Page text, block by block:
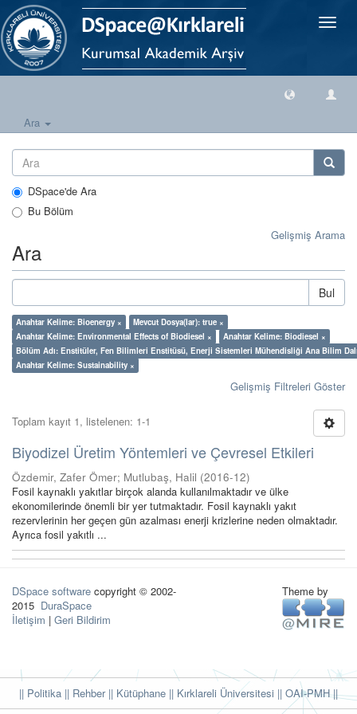
Geçiş
Ara
DSpace'de Ara
Bu Bölüm
Gelişmiş Arama
Ara
Bul
Anahtar Kelime: Bioenergy ×
Mevcut Dosya(lar): true ×
Anahtar Kelime: Environmental Effects of Biodiesel ×
Anahtar Kelime: Biodiesel ×
Bölüm Adı: Enstitüler, Fen Bilimleri Enstitüsü, Enerji Sistemleri Mühendisliği Ana Bilim
Anahtar Kelime: Sustainability ×
Gelişmiş Filtreleri Göster
Toplam kayıt 1, listelenen: 1-1
Biyodizel Üretim Yöntemleri ve Çevresel Etkileri
Özdemir, Zafer Ömer; Mutlubaş, Halil (2016-12)
Fosil kaynaklı yakıtlar birçok alanda kullanılmaktadır ve ülke
ekonomilerinde önemli bir yer tutmaktadır. Fosil kaynaklı yakıt
rezervlerinin her geçen gün azalması enerji krizlerine neden olmaktadır.
Ayrıca fosil yakıtlı ...
DSpace software copyright © 2002-
2015 DuraSpace
İletişim | Geri Bildirim
Theme by
|| Politika || Rehber|| Kütüphane || Kırklareli Üniversitesi || OAI-PMH ||